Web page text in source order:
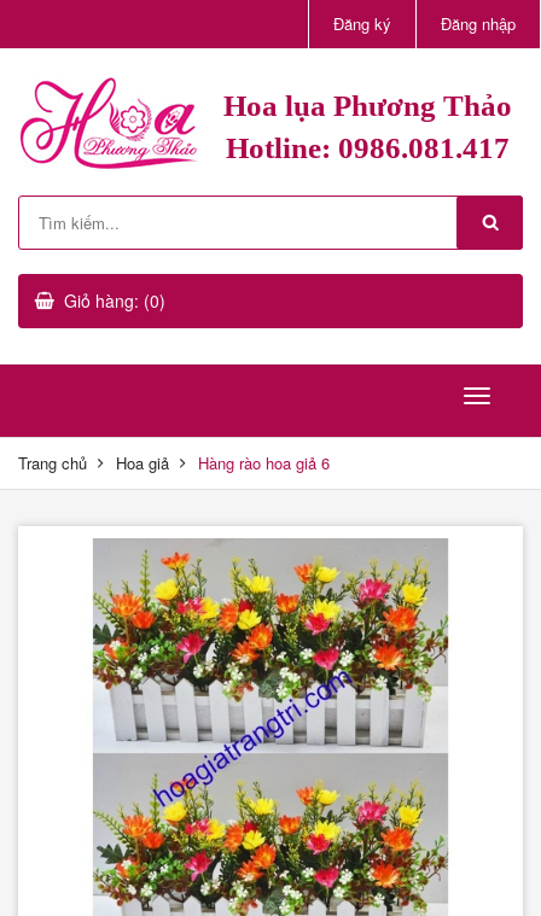
Đăng ký Đăng nhập
Hoa lụa Phương Thảo
Hotline: 0986.081.417
Giỏ hàng: (0)
Trang chủ Hoa giả Hàng rào hoa giả 6